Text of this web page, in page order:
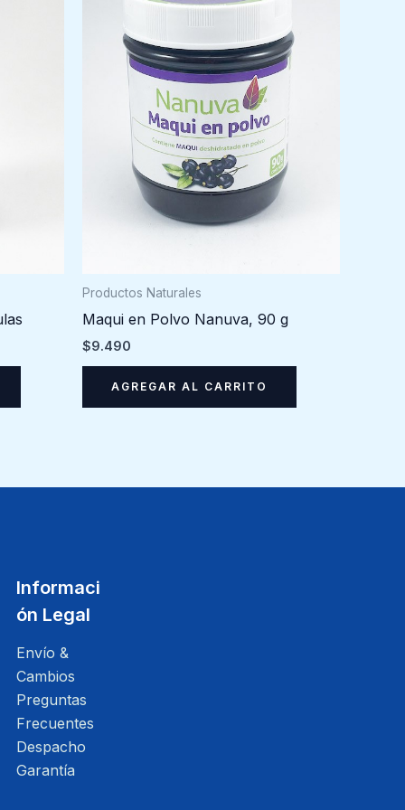
Productos Naturales
Maqui en Polvo Nanuva, 90 g
$9.490
AGREGAR AL CARRITO
Informaci
ón Legal
Envío &
Cambios
Preguntas
Frecuentes
Despacho
Garantía